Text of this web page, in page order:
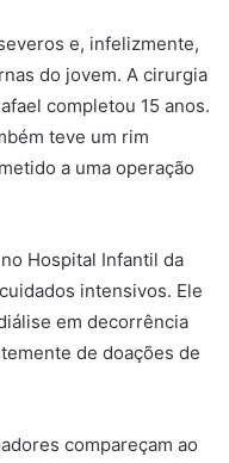
e, infelizmente,
do jovem. A cirurgia
completou 15 anos.
teve um rim
a uma operação
Hospital Infantil da
intensivos. Ele
em decorrência
de doações de
compareçam ao